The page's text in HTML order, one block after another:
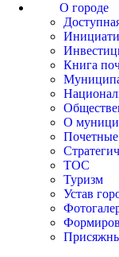
О городе
Книга
О
ТОС
Туризм
Устав